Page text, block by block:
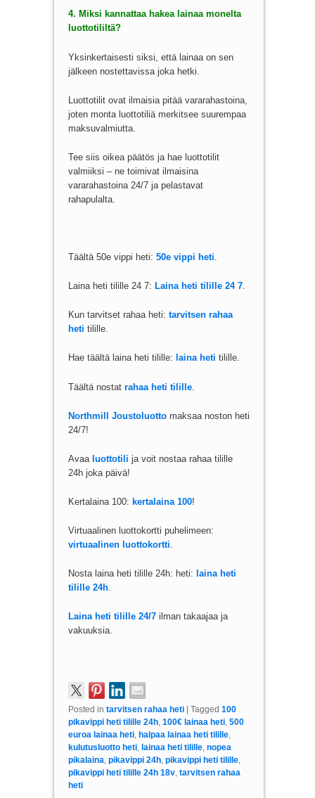
4. Miksi kannattaa hakea lainaa monelta
luottotililtä?
Yksinkertaisesti siksi, että lainaa on sen
jälkeen nostettavissa joka hetki.
Luottotilit ovat ilmaisia pitää vararahastoina,
joten monta luottotiliä merkitsee suurempaa
maksuvalmiutta.
Tee siis oikea päätös ja hae luottotilit
valmiiksi – ne toimivat ilmaisina
vararahastoina 24/7 ja pelastavat
rahapulalta.
Täältä 50e vippi heti: 50e vippi heti.
Laina heti tilille 24 7: Laina heti tilille 24 7.
Kun tarvitset rahaa heti: tarvitsen rahaa
heti tilille.
Hae täältä laina heti tilille: laina heti tilille.
Täältä nostat rahaa heti tilille.
Northmill Joustoluottomaksaa noston heti
24/7!
Avaa luottotili ja voit nostaa rahaa tilille
24h joka päivä!
Kertalaina 100: kertalaina 100!
Virtuaalinen luottokortti puhelimeen:
virtuaalinen luottokortti.
Nosta laina heti tilille 24h: heti: laina heti
tilille 24h.
Laina heti tilille 24/7ilman takaajaa ja
vakuuksia.
Posted in tarvitsen rahaa heti | Tagged 100
pikavippi heti tilille 24h, 100€ lainaa heti, 500
euroa lainaa heti, halpaa lainaa heti tilille,
kulutusluotto heti, lainaa heti tilille, nopea
pikalaina pikavippi 24h, pikavippi heti tilille,
pikavippi heti tilille 24h 18v, tarvitsen rahaa
heti